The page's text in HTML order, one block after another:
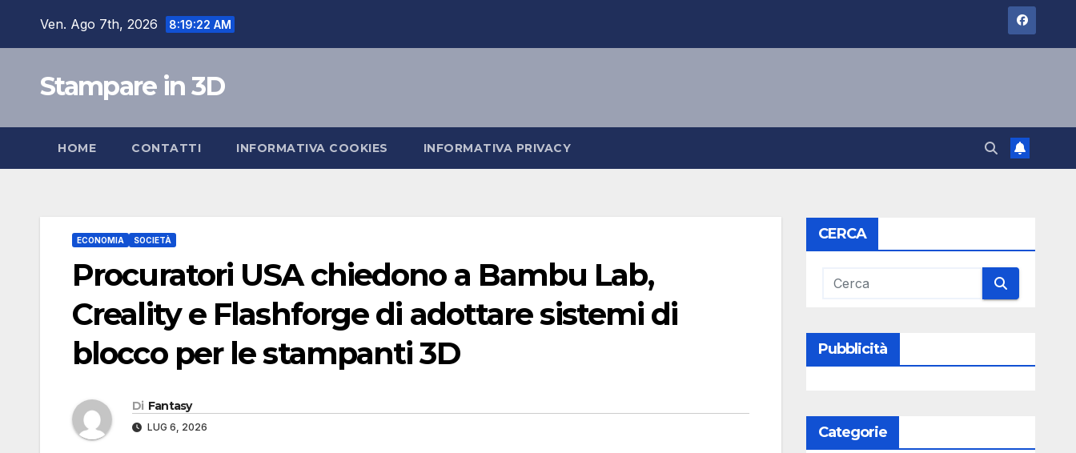
Ven. Ago 7th, 2026 8:19:23 AM
Stampare in 3D
HOME CONTATTI INFORMATIVA COOKIES INFORMATIVA PRIVACY
ECONOMIA SOCIETÀ
Procuratori USA chiedono a Bambu Lab,
Creality e Flashforge di adottare sistemi di
blocco per le stampanti 3D
Di Fantasy
LUG 6, 2026
CERCA
Pubblicità
Categorie